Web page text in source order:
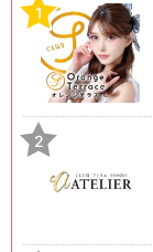
1
2